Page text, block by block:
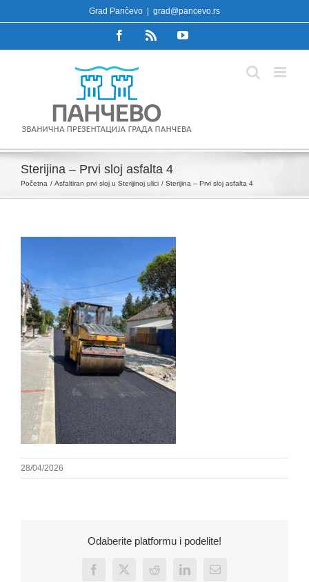
to
Grad Pančevo grad@pancevo.rs
FacebookRss YouTube
Sterijina – Prvi sloj asfalta 4
Početna Asfaltiran prvi sloj u Sterijinoj ulici Sterijina – Prvi sloj asfalta 4
28/04/2026
Odaberite platformu i podelite!
Facebook
X Reddit LinkedInEmail